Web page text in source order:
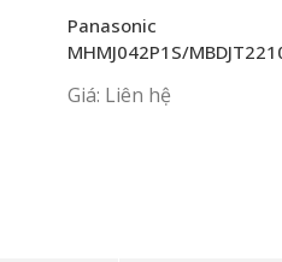
Panasonic
MHMJ042P1S/
Giá: Liên hệ